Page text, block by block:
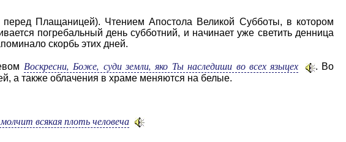
Плащаницей). Чтением Апостола Великой Субботы, в котором
погребальный день субботний, и начинает уже светить денница
скорбь этих дней.
Воскресни, Боже, суди земли, яко Ты наследиши во всех языцех
. Во
а также облачения в храме меняются на белые.
всякая плоть человеча